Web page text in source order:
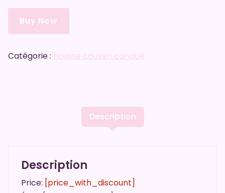
Buy Now
Catégorie : housse coussin canapé
Description
Description
Price: [price_with_discount]